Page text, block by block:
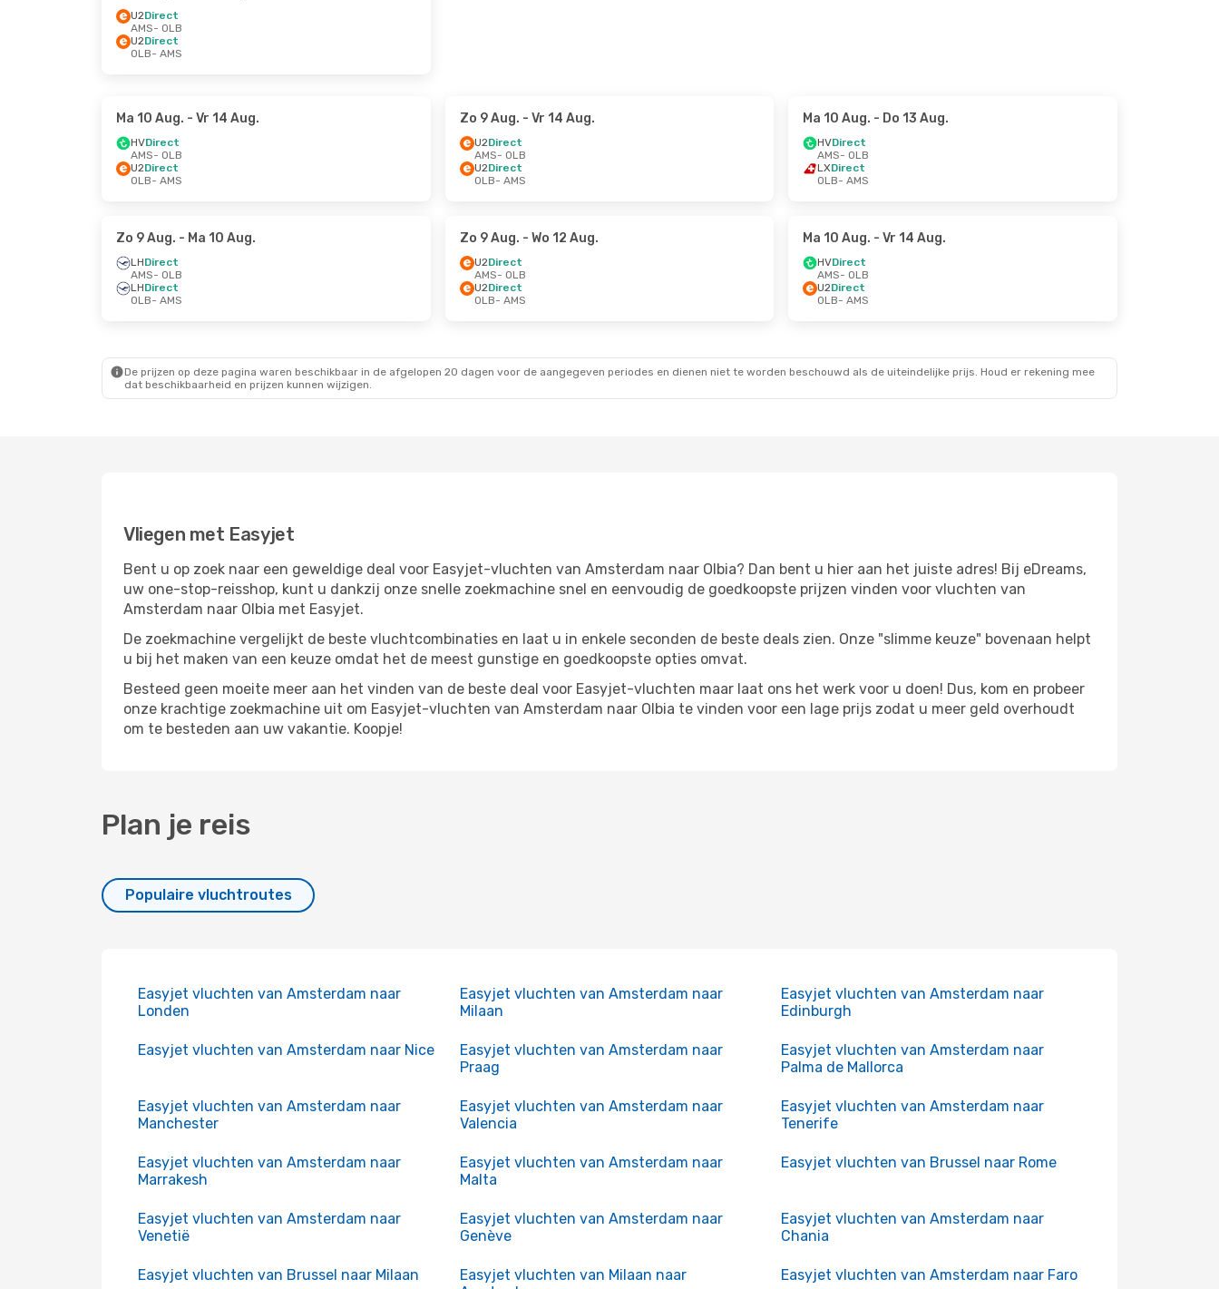
U2Direct
AMS- OLB
U2Direct
OLB- AMS
Ma 10 Aug. - Vr 14 Aug.
HVDirect
AMS- OLB
U2Direct
OLB- AMS
Zo 9 Aug. - Vr 14 Aug.
U2Direct
AMS- OLB
U2Direct
OLB- AMS
Ma 10 Aug. - Do 13 Aug.
HVDirect
AMS- OLB
LXDirect
OLB- AMS
Zo 9 Aug. - Ma 10 Aug.
LHDirect
AMS- OLB
LHDirect
OLB- AMS
Zo 9 Aug. - Wo 12 Aug.
U2Direct
AMS- OLB
U2Direct
OLB- AMS
Ma 10 Aug. - Vr 14 Aug.
HVDirect
AMS- OLB
U2Direct
OLB- AMS
De prijzen op deze pagina waren beschikbaar in de afgelopen 20 dagen voor de aangegeven periodes en dienen niet te worden beschouwd als de uiteindelijke prijs. Houd er rekening mee
dat beschikbaarheid en prijzen kunnen wijzigen.
Vliegen met Easyjet
Bent u op zoek naar een geweldige deal voor Easyjet-vluchten van Amsterdam naar Olbia? Dan bent u hier aan het juiste adres! Bij eDreams,
uw one-stop-reisshop, kunt u dankzij onze snelle zoekmachine snel en eenvoudig de goedkoopste prijzen vinden voor vluchten van
Amsterdam naar Olbia met Easyjet.
De zoekmachine vergelijkt de beste vluchtcombinaties en laat u in enkele seconden de beste deals zien. Onze "slimme keuze" bovenaan helpt
u bij het maken van een keuze omdat het de meest gunstige en goedkoopste opties omvat.
Besteed geen moeite meer aan het vinden van de beste deal voor Easyjet-vluchten maar laat ons het werk voor u doen! Dus, kom en probeer
onze krachtige zoekmachine uit om Easyjet-vluchten van Amsterdam naar Olbia te vinden voor een lage prijs zodat u meer geld overhoudt
om te besteden aan uw vakantie. Koopje!
Plan je reis
Populaire vluchtroutes
Easyjet vluchten van Amsterdam naar
Londen
Easyjet vluchten van Amsterdam naar
Milaan
Easyjet vluchten van Amsterdam naar
Edinburgh
Easyjet vluchten van Amsterdam naar Nice
Easyjet vluchten van Amsterdam naar
Praag
Easyjet vluchten van Amsterdam naar
Palma de Mallorca
Easyjet vluchten van Amsterdam naar
Manchester
Easyjet vluchten van Amsterdam naar
Valencia
Easyjet vluchten van Amsterdam naar
Tenerife
Easyjet vluchten van Amsterdam naar
Marrakesh
Easyjet vluchten van Amsterdam naar
Malta
Easyjet vluchten van Brussel naar Rome
Easyjet vluchten van Amsterdam naar
Venetië
Easyjet vluchten van Amsterdam naar
Genève
Easyjet vluchten van Amsterdam naar
Chania
Easyjet vluchten van Brussel naar Milaan
Easyjet vluchten van Milaan naar
Easyjet vluchten van Amsterdam naar Faro